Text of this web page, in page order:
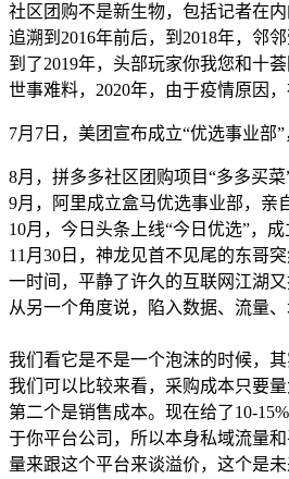
社区团购不是新生物，包括记者在
追溯到2016年前后，到2018年，邻
到了2019年，头部玩家你我您和十
世事难料，2020年，由于疫情原因
7月7日，美团宣布成立“优选事业部
8月，拼多多社区团购项目“多多买菜
9月，阿里成立盒马优选事业部，亲
10月，今日头条上线“今日优选”，成
11月30日，神龙见首不见尾的东哥
一时间，平静了许久的互联网江湖
从另一个角度说，陷入数据、流量
我们看它是不是一个泡沫的时候，
我们可以比较来看，采购成本只要
第二个是销售成本。现在给了10-
于你平台公司，所以本身私域流量
量来跟这个平台来谈溢价，这个是